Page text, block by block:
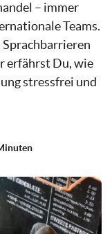
– immer
Teams.
erfährst Du, wie
stressfrei und